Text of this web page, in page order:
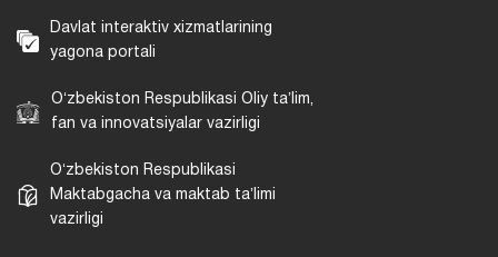
Davlat interaktiv xizmatlarining
yagona portali
Oʻzbekiston Respublikasi Oliy taʼlim,
fan va innovatsiyalar vazirligi
Oʻzbekiston Respublikasi
Maktabgacha va maktab taʼlimi
vazirligi